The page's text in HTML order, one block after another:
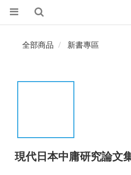
全部商品 新書專區
現代日本中庸研究論文